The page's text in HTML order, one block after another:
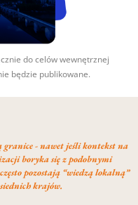
do celów wewnętrznej
będzie publikowane.
granice - nawet jeśli kontekst na
boryka się z podobnymi
pozostają “wiedzą lokalną”
krajów.